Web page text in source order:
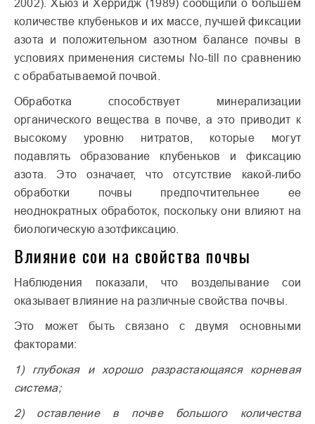
2002). Хьюз и Херридж (1989) сообщили о большем
количестве клубеньков и их массе, лучшей фиксации
азота и положительном азотном балансе почвы в
условиях применения системы No-till по сравнению
с обрабатываемой почвой.
Обработка способствует минерализации
органического вещества в почве, а это приводит к
высокому уровню нитратов, которые могут
подавлять образование клубеньков и фиксацию
азота. Это означает, что отсутствие какой-либо
обработки почвы предпочтительнее ее
неоднократных обработок, поскольку они влияют на
биологическую азотфиксацию.
Влияние сои на свойства почвы
Наблюдения показали, что возделывание сои
оказывает влияние на различные свойства почвы.
Это может быть связано с двумя основными
факторами:
1) глубокая и хорошо разрастающаяся корневая
система;
2) оставление в почве большого количества